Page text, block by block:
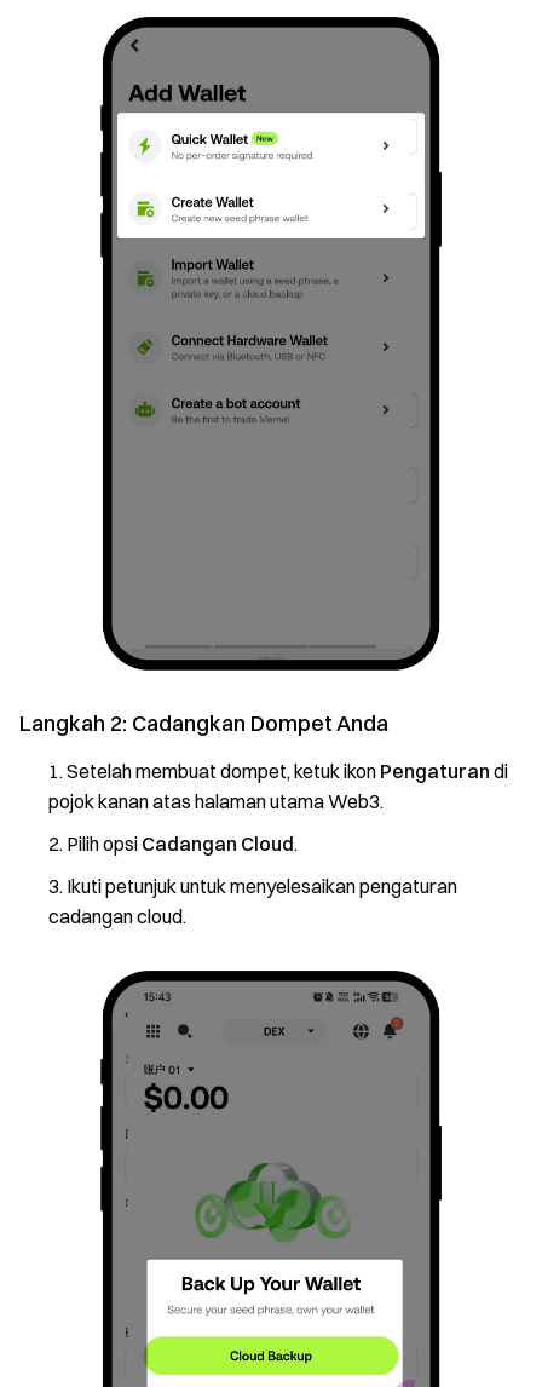
Langkah 2: Cadangkan Dompet Anda
Setelah membuat dompet, ketuk ikon Pengaturan di
pojok kanan atas halaman utama Web3.
Pilih opsi Cadangan Cloud.
Ikuti petunjuk untuk menyelesaikan pengaturan
cadangan cloud.